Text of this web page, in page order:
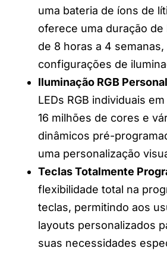
uma bateria de íons de
oferece uma duração de
de 8 horas a 4
configurações de
Iluminação RGB
LEDs RGB individuais
16 milhões de cores e
dinâmicos pré-
uma personalização
Teclas Totalmente
flexibilidade total na
teclas, permitindo aos
layouts personalizados
suas necessidades